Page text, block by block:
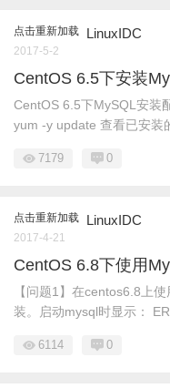
点击重新加载 LinuxIDC
2017-5-2
CentOS 6.5下安装
CentOS 6.5下MySQL安装
yum -y update 查看已安装
7179 0
点击重新加载 LinuxIDC
2017-4-21
CentOS 6.8下使用
【问题1】在centos6.8上
装。启动mysql时显示：
6114 0